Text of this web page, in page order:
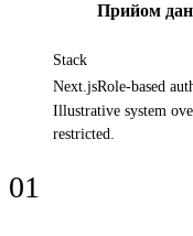
Прийом
Stack
Next.jsRole-based
Illustrative system
restricted.
01